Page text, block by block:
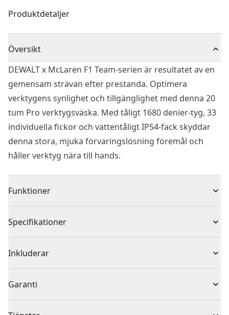
Produktdetaljer
Översikt
DEWALT x McLaren F1 Team-serien är resultatet av en
gemensam strävan efter prestanda. Optimera
verktygens synlighet och tillgänglighet med denna 20
tum Pro verktygsväska. Med tåligt 1680 denier-tyg, 33
individuella fickor och vattentåligt IP54-fack skyddar
denna stora, mjuka förvaringslösning föremål och
håller verktyg nära till hands.
Funktioner
värdesaker torra med ett IP54-klassat vattentåligt fack
Extra förvaring - hitta snabbt dina viktigaste saker
med en särskild tejpklämma, en metallkarbinhake och
kedjekoppling.
Maximal lastkapacitet: 20kg
Specifikationer
Produkttyp Väskor
Produktmaterial Polyester
Inkluderar
Garanti